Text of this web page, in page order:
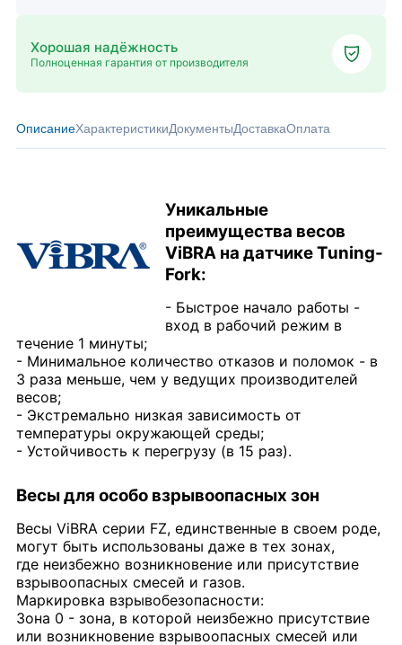
Хорошая надёжность
Полноценная гарантия от производителя
ОписаниеХарактеристикиДокументыДоставкаОплата
Уникальные
преимущества весов
ViBRA на датчике Tuning-
Fork:
- Быстрое начало работы -
вход в рабочий режим в
течение 1 минуты;
- Минимальное количество отказов и поломок - в
3 раза меньше, чем у ведущих производителей
весов;
- Экстремально низкая зависимость от
температуры окружающей среды;
- Устойчивость к перегрузу (в 15 раз).
Весы для особо взрывоопасных зон
Весы ViBRA серии FZ, единственные в своем роде,
могут быть использованы даже в тех зонах,
где неизбежно возникновение или присутствие
взрывоопасных смесей и газов.
Маркировка взрывобезопасности:
Зона 0 - зона, в которой неизбежно присутствие
или возникновение взрывоопасных смесей или